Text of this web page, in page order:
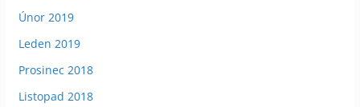
Únor 2019
Leden 2019
Prosinec 2018
Listopad 2018